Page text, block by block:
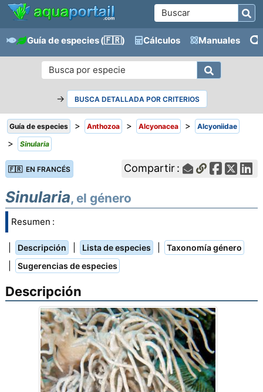
Guía de especies(🇫🇷) Cálculos Manuales
→ BUSCA DETALLADA POR CRITERIOS
Guía de especies > Anthozoa > Alcyonacea > Alcyoniidae
> Sinularia
🇫🇷 EN FRANCÉS Compartir :
Sinularia, el género
Resumen :
Descripción Lista de especies Taxonomía género
Sugerencias de especies
Descripción